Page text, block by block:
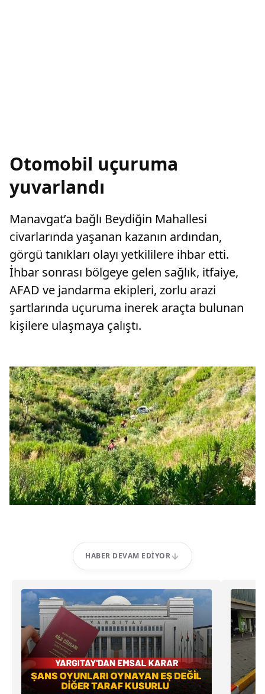
Otomobil uçuruma
yuvarlandı
Manavgat’a bağlı Beydiğin Mahallesi
civarlarında yaşanan kazanın ardından,
görgü tanıkları olayı yetkililere ihbar etti.
İhbar sonrası bölgeye gelen sağlık, itfaiye,
AFAD ve jandarma ekipleri, zorlu arazi
şartlarında uçuruma inerek araçta bulunan
kişilere ulaşmaya çalıştı.
HABER DEVAM EDIYOR